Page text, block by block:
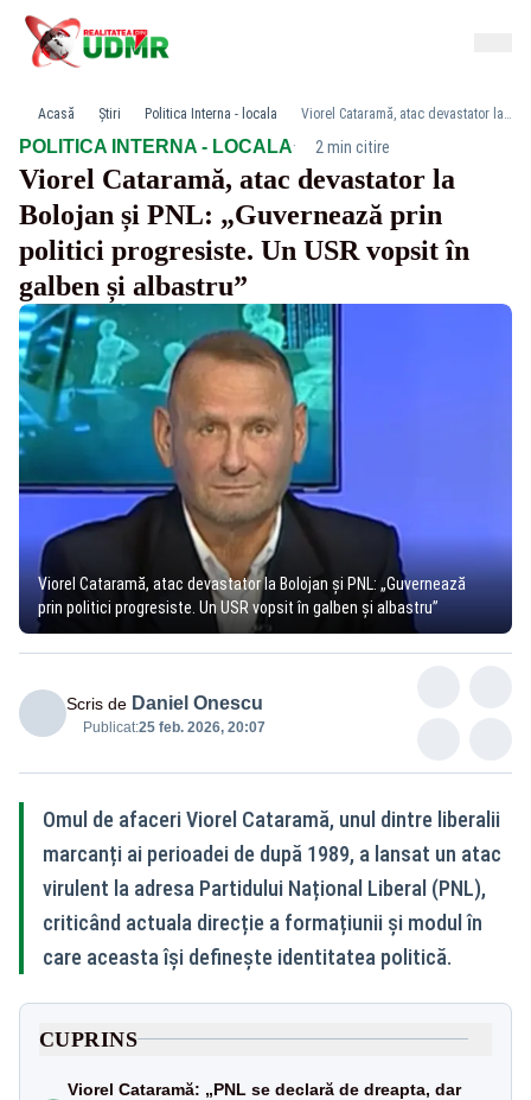
Acasă Știri Politica Interna - locala Viorel Cataramă, atac devastator la Bolojan și PNL: „Guvernează prin politici progresiste. Un USR vopsit în galben și albastru”
POLITICA INTERNA - LOCALA· 2 min citire
Viorel Cataramă, atac devastator la
Bolojan și PNL: „Guvernează prin
politici progresiste. Un USR vopsit în
galben și albastru”
Viorel Cataramă, atac devastator la Bolojan și PNL: „Guvernează
prin politici progresiste. Un USR vopsit în galben și albastru”
Scris de Daniel Onescu
Publicat:25 feb. 2026, 20:07
Omul de afaceri Viorel Cataramă, unul dintre liberalii
marcanți ai perioadei de după 1989, a lansat un atac
virulent la adresa Partidului Național Liberal (PNL),
criticând actuala direcție a formațiunii și modul în
care aceasta își definește identitatea politică.
CUPRINS
Viorel Cataramă: „PNL se declară de dreapta, dar